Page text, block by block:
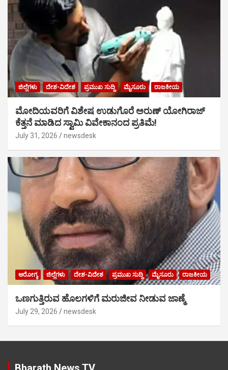
ಜಿಲ್ಲೆಗಳು ದೇಶ-ವಿದೇಶ ಪ್ರಮುಖ ಸುದ್ದಿ ಮೈಸೂರು ರಾಜಕೀಯ
ಮೋದಿಯವರಿಗೆ ವಿಶೇಷ ಉಡುಗೊರೆ ಅರುಣ್ ಯೋಗಿರಾಜ್
ಕೆತ್ತನೆ ಮಾಡಿದ ಸ್ವಾಮಿ ವಿವೇಕಾನಂದ ಪ್ರತಿಮೆ!
July 31, 2026 newsdesk
ಆರೋಗ್ಯ ಜಿಲ್ಲೆಗಳು ದೇಶ-ವಿದೇಶ ಪ್ರಮುಖ ಸುದ್ದಿ ಮೈಸೂರು ರಾಜಕೀಯ
ಒಣಗುತ್ತಿರುವ ಹೊಲಗಳಿಗೆ ಮರುಜೀವ ನೀಡುವ ಜಾಣ್ಮೆ
July 29, 2026 newsdesk